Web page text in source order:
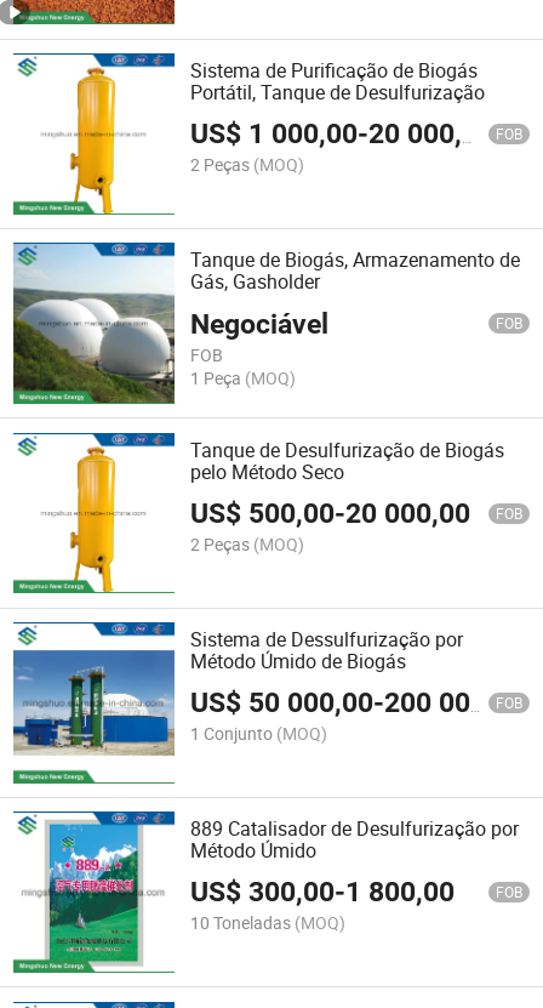
Sistema de Purificação de Biogás
Portátil, Tanque de Desulfurização
US$ 1 000,00-20 000,00 FOB
2 Peças (MOQ)
Tanque de Biogás, Armazenamento de
Gás, Gasholder
Negociável FOB
FOB
1 Peça (MOQ)
Tanque de Desulfurização de Biogás
pelo Método Seco
US$ 500,00-20 000,00 FOB
2 Peças (MOQ)
Sistema de Dessulfurização por
Método Úmido de Biogás
US$ 50 000,00-200 000,00 FOB
1 Conjunto (MOQ)
889 Catalisador de Desulfurização por
Método Úmido
US$300,00-1 800,00 FOB
10 Toneladas (MOQ)